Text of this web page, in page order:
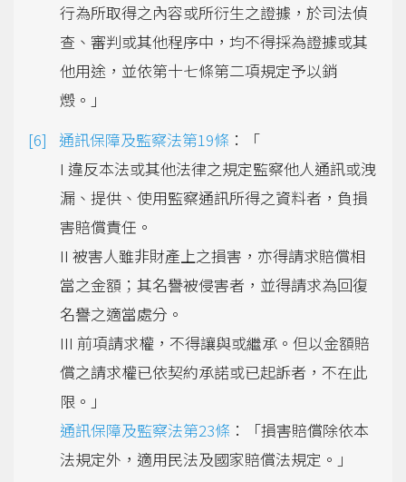
行為所取得之內容或所衍生之證據，於司法偵
查、審判或其他程序中，均不得採為證據或其
他用途，並依第十七條第二項規定予以銷
燬。」
通訊保障及監察法第19條 ：「
I 違反本法或其他法律之規定監察他人通訊或洩
漏、提供、使用監察通訊所得之資料者，負損
害賠償責任。
II 被害人雖非財產上之損害，亦得請求賠償相
當之金額；其名譽被侵害者，並得請求為回復
名譽之適當處分。
III 前項請求權，不得讓與或繼承。但以金額賠
償之請求權已依契約承諾或已起訴者，不在此
限。」
通訊保障及監察法第23條 ：「損害賠償除依本
法規定外，適用民法及國家賠償法規定。」